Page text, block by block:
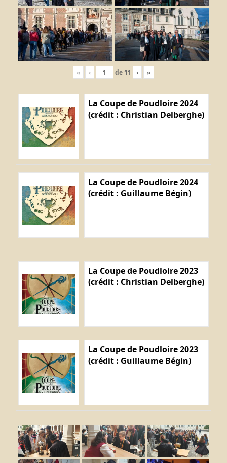
« ‹ de 11 › »
La Coupe de Poudloire 2024
(crédit : Christian Delberghe)
La Coupe de Poudloire 2024
(crédit : Guillaume Bégin)
La Coupe de Poudloire 2023
(crédit : Christian Delberghe)
La Coupe de Poudloire 2023
(crédit : Guillaume Bégin)